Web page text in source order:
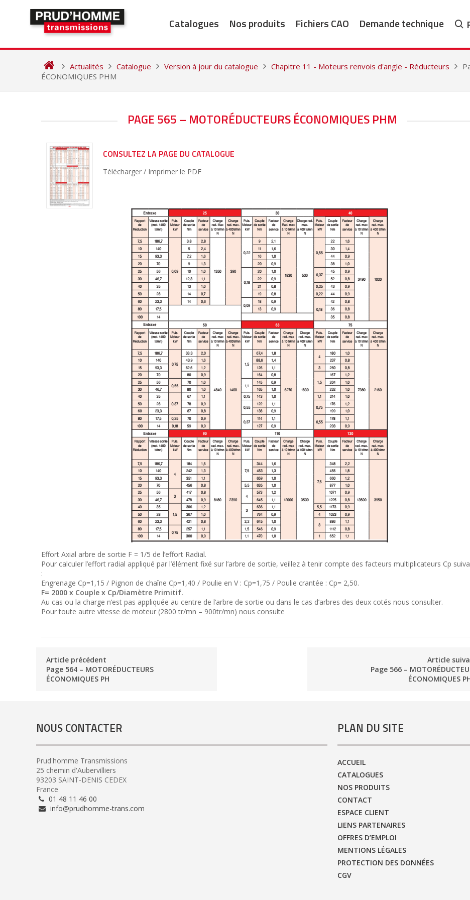
Catalogues Nos produits Fichiers CAO Demande technique
Actualités Catalogue Version à jour du catalogue Chapitre 11 - Moteurs renvois d'angle - Réducteurs
ÉCONOMIQUES PHM
PAGE 565 – MOTORÉDUCTEURS ÉCONOMIQUES PHM
CONSULTEZ LA PAGE DU CATALOGUE
Télécharger / Imprimer le PDF
Effort Axial arbre de sortie F = 1/5 de l’effort Radial.
Pour calculer l’effort radial appliqué par l’élément fixé sur l’arbre de sortie, veillez à tenir compte des facteurs multiplicateurs Cp
:
Engrenage Cp=1,15 / Pignon de chaîne Cp=1,40 / Poulie en V : Cp=1,75 / Poulie crantée : Cp= 2,50.
F= 2000 x Couple x Cp/Diamètre Primitif.
Au cas ou la charge n’est pas appliquée au centre de l’arbre de sortie ou dans le cas d’arbres des deux cotés nous consulter.
Pour toute autre vitesse de moteur (2800 tr/mn – 900tr/mn) nous consulte
L’ARTICLE
Article précédent
Page 564 – MOTORÉDUCTEURS
ÉCONOMIQUES PH
Article
Page 566 –
ÉCONOMIQUES
NOUS CONTACTER
Prud'homme Transmissions
25 chemin d'Aubervilliers
93203 SAINT-DENIS CEDEX
France
01 48 11 46 00
info@prudhomme-trans.com
PLAN DU SITE
ACCUEIL
CATALOGUES
NOS PRODUITS
CONTACT
ESPACE CLIENT
LIENS PARTENAIRES
OFFRES D’EMPLOI
MENTIONS LÉGALES
PROTECTION DES DONNÉES
CGV